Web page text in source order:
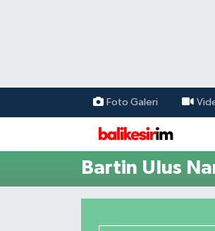
Foto Galeri
Bartin Ulus